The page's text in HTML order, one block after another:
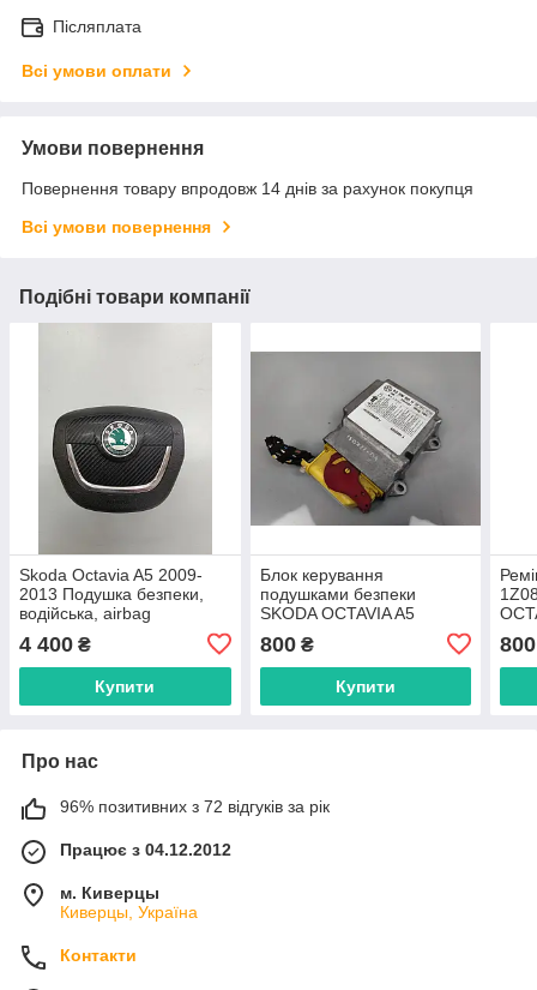
Післяплата
Всі умови оплати
Умови повернення
Повернення товару впродовж 14 днів за рахунок покупця
Всі умови повернення
Подібні товари компанії
Skoda Octavia A5 2009-
2013 Подушка безпеки,
водійська, airbag
4 400 ₴
Купити
Блок керування
подушками безпеки
SKODA OCTAVIA A5
800₴
Купити
800
Про нас
96% позитивних з 72 відгуків за рік
Працює з 04.12.2012
м. Киверцы
Киверцы, Україна
Контакти